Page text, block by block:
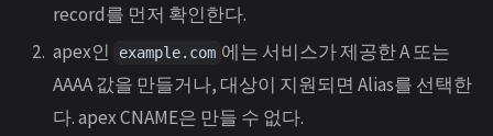
record를 먼저 확인한다.
apex인
example.com 에는 서비스가 제공한 A 또는
AAAA 값을 만들거나, 대상이 지원되면 Alias를 선택한
다. apex CNAME은 만들 수 없다.